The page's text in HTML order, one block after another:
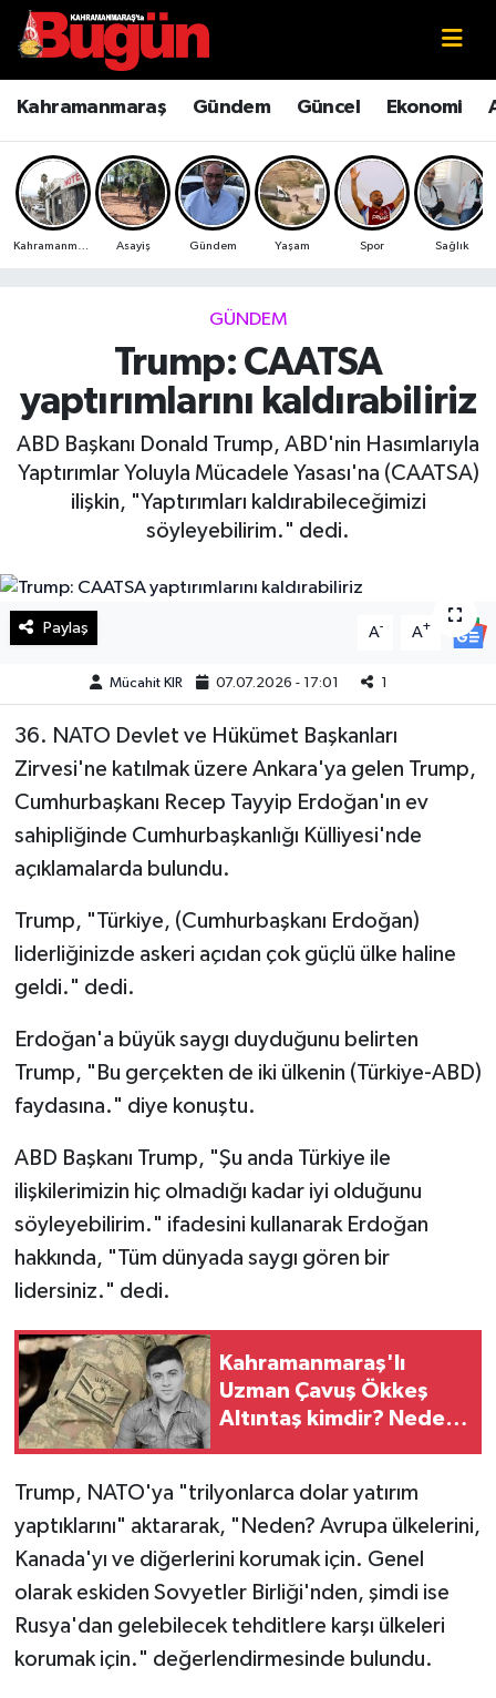
Kahramanmaraş Gündem Güncel Ekonomi
Asayiş Gündem Yaşam Spor Sağlık
GÜNDEM
Trump: CAATSA
yaptırımlarını kaldırabiliriz
ABD Başkanı Donald Trump, ABD'nin Hasımlarıyla
Yaptırımlar Yoluyla Mücadele Yasası'na (CAATSA)
ilişkin, "Yaptırımları kaldırabileceğimizi
söyleyebilirim." dedi.
Paylaş A- A+
Mücahit KIR 07.07.2026 - 17:01
36.⁠ ⁠NATO Devlet ve Hükümet Başkanları
Zirvesi'ne katılmak üzere Ankara'ya gelen Trump,
Cumhurbaşkanı Recep Tayyip Erdoğan'ın ev
sahipliğinde Cumhurbaşkanlığı Külliyesi'nde
açıklamalarda bulundu.
Trump, "Türkiye, (Cumhurbaşkanı Erdoğan)
liderliğinizde askeri açıdan çok güçlü ülke haline
geldi." dedi.
Erdoğan'a büyük saygı duyduğunu belirten
Trump, "Bu gerçekten de iki ülkenin (Türkiye-ABD)
faydasına." diye konuştu.
ABD Başkanı Trump, "Şu anda Türkiye ile
ilişkilerimizin hiç olmadığı kadar iyi olduğunu
söyleyebilirim." ifadesini kullanarak Erdoğan
hakkında, "Tüm dünyada saygı gören bir
lidersiniz." dedi.
Kahramanmaraş'lı
Uzman Çavuş Ökkeş
Altıntaş kimdir? Neden
Trump, NATO'ya "trilyonlarca dolar yatırım
yaptıklarını" aktararak, "Neden? Avrupa ülkelerini,
Kanada'yı ve diğerlerini korumak için. Genel
olarak eskiden Sovyetler Birliği'nden, şimdi ise
Rusya'dan gelebilecek tehditlere karşı ülkeleri
korumak için." değerlendirmesinde bulundu.
Kahramanmaraş
Kahramanmaraş Sokak Röportajları
Bilim ve Teknoloji
Çevre
Ekonomi
Genel
Güncel
Haberde İnsan
Kültür Sanat
Magazin
Manşet Altı
Manşetler
Resmi İlan
Sağlık
Spor
SürManşet
Teknoloji
Yaşam
KAHRAMANMARAŞ
Kahramanmaraş Nöbetçi Eczaneler
Kahramanmaraş Hava Durumu
Kahramanmaraş Namaz Vakitleri
Kahramanmaraş Trafik Yoğunluk Haritası
Süper Lig Puan Durumu ve Fikstür
Tüm Manşetler
Son Dakika Haberleri
Haber Arşivi